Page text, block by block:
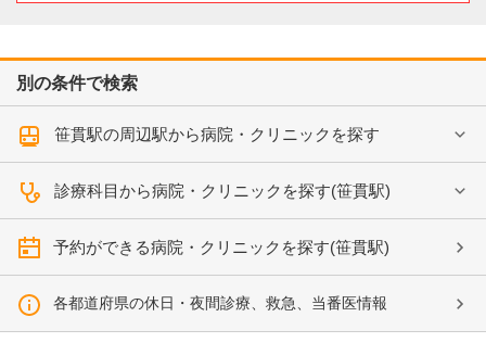
別の条件で検索
笹貫駅の周辺駅から病院・クリニックを探す
診療科目から病院・クリニックを探す(笹貫駅)
予約ができる病院・クリニックを探す(笹貫駅)
各都道府県の休日・夜間診療、救急、当番医情報